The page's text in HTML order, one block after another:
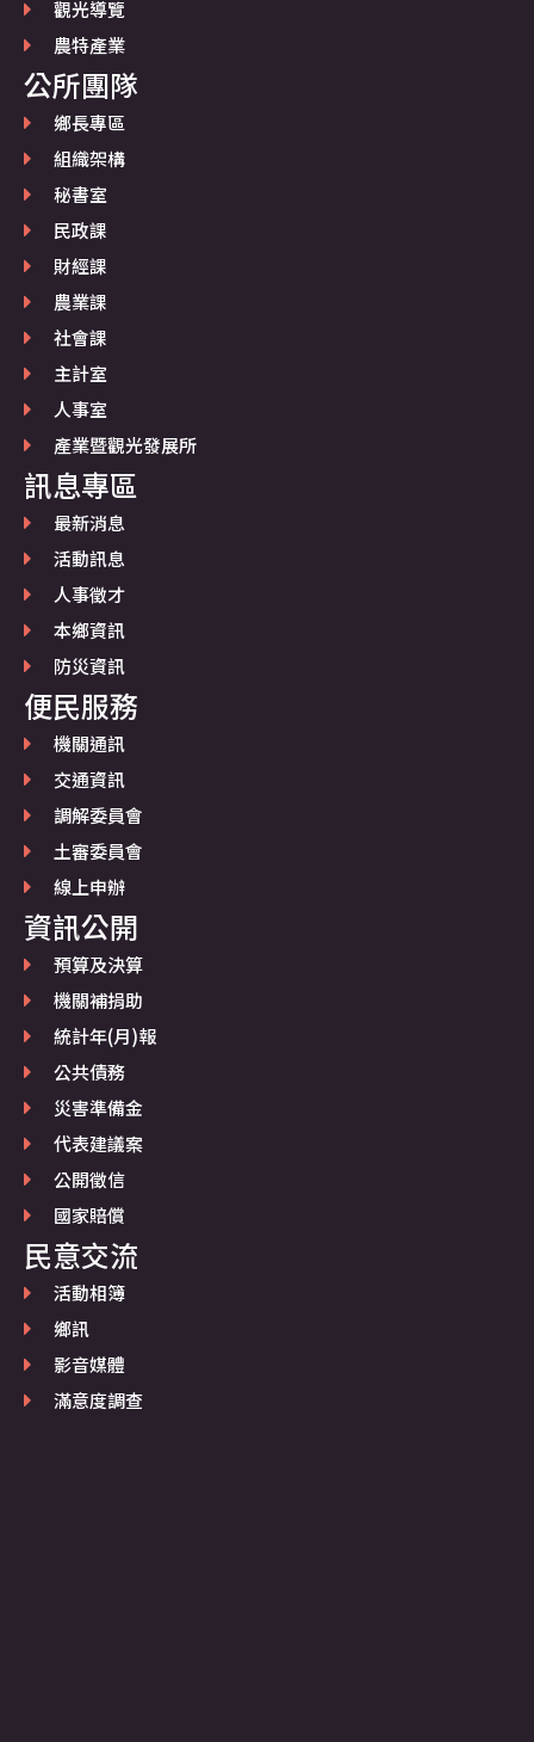
觀光導覽
農特產業
公所團隊
鄉長專區
組織架構
秘書室
民政課
財經課
農業課
社會課
主計室
人事室
產業暨觀光發展所
訊息專區
最新消息
活動訊息
人事徵才
本鄉資訊
防災資訊
便民服務
機關通訊
交通資訊
調解委員會
土審委員會
線上申辦
資訊公開
預算及決算
機關補捐助
統計年(月)報
公共債務
災害準備金
代表建議案
公開徵信
國家賠償
民意交流
活動相簿
鄉訊
影音媒體
滿意度調查